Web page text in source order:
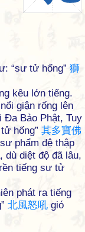
“sư tử hống” 獅
kêu lớn tiếng.
nổi giận rống lên
Đa Bảo Phật, Tuy
hống” 其多寶佛
phẩm đệ thập
diệt độ đã lâu,
tiếng sư tử
phát ra tiếng
北風怒吼 gió